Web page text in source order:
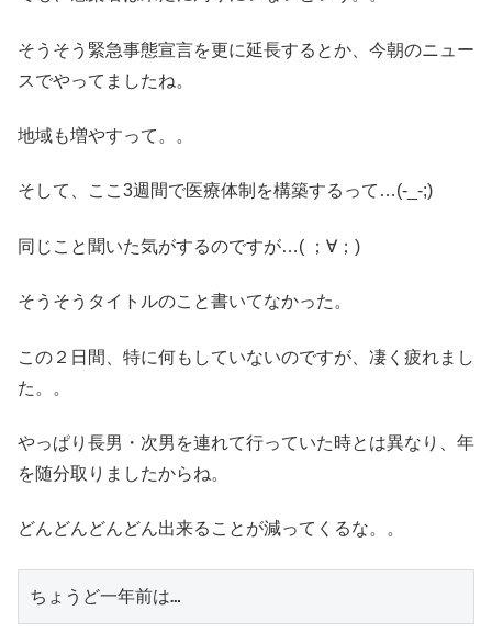
そうそう緊急事態宣言を更に延長するとか、今朝のニュー
スでやってましたね。
地域も増やすって。。
そして、ここ3週間で医療体制を構築するって…(-_-;)
同じこと聞いた気がするのですが…( ；∀；)
そうそうタイトルのこと書いてなかった。
この２日間、特に何もしていないのですが、凄く疲れまし
た。。
やっぱり長男・次男を連れて行っていた時とは異なり、年
を随分取りましたからね。
どんどんどんどん出来ることが減ってくるな。。
ちょうど一年前は…